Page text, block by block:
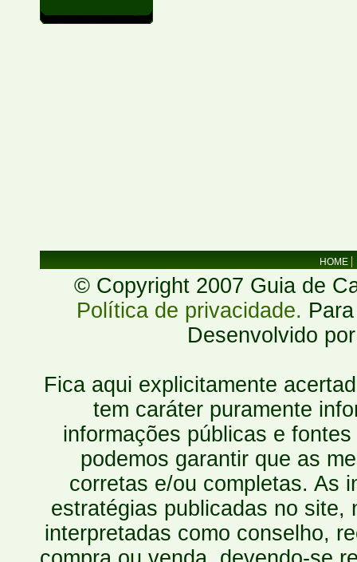
HOME
© Copyright 2007 Guia de
Política de privacidade.
Desenvolvido
Fica aqui explicitamente
tem caráter puramente
informações públicas e
podemos garantir que as
corretas e/ou completas. As
estratégias publicadas no site,
interpretadas como conselho,